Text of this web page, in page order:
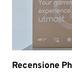
Recensione